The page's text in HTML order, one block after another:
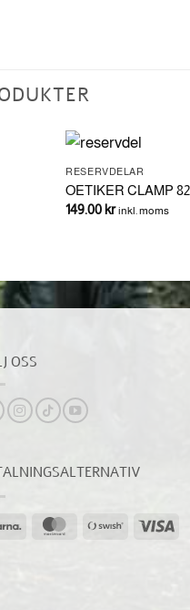
RESERVDELAR
OETIKER CLAMP
149.00 kr inkl. moms
OSS
Klarna MasterCardSwish